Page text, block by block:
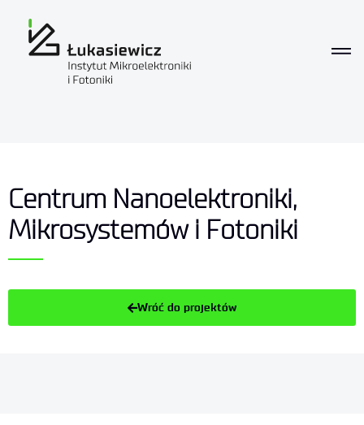
Centrum Nanoelektroniki,
Mikrosystemów i Fotoniki
Wróć do projektów